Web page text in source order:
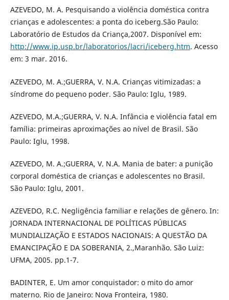
AZEVEDO, M. A. Pesquisando a violência doméstica contra
crianças e adolescentes: a ponta do iceberg.São Paulo:
Laboratório de Estudos da Criança,2007. Disponível em:
http://www.ip.usp.br/laboratorios/lacri/iceberg.htm. Acesso
em: 3 mar. 2016.
AZEVEDO, M. A.;GUERRA, V. N.A. Crianças vitimizadas: a
síndrome do pequeno poder. São Paulo: Iglu, 1989.
AZEVEDO, M.A.;GUERRA, V. N.A. Infância e violência fatal em
família: primeiras aproximações ao nível de Brasil. São
Paulo: Iglu, 1998.
AZEVEDO, M. A.;GUERRA, V. N.A. Mania de bater: a punição
corporal doméstica de crianças e adolescentes no Brasil.
São Paulo: Iglu, 2001.
AZEVEDO, R.C. Negligência familiar e relações de gênero. In:
JORNADA INTERNACIONAL DE POLÍTICAS PÚBLICAS
MUNDIALIZAÇÃO E ESTADOS NACIONAIS: A QUESTÃO DA
EMANCIPAÇÃO E DA SOBERANIA, 2.,Maranhão. São Luiz:
UFMA, 2005. pp.1-7.
BADINTER, E. Um amor conquistador: o mito do amor
materno. Rio de Janeiro: Nova Fronteira, 1980.